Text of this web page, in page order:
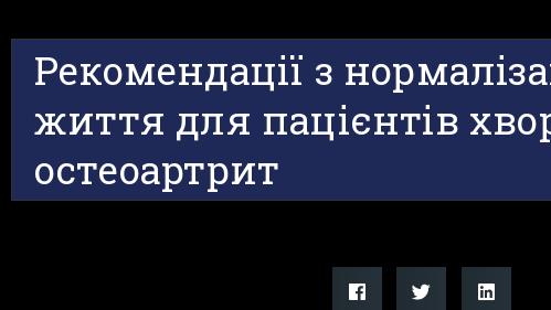
Рекомендації з
життя для пацієнтів
остеоартрит